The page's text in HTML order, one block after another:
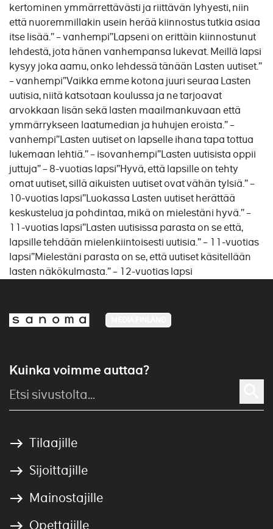
kertominen ymmärrettävästi ja riittävän lyhyesti, niin
että nuoremmillakin usein herää kiinnostus tutkia asiaa
itse lisää.” – vanhempi”Lapseni on erittäin kiinnostunut
lehdestä, jota hänen vanhempansa lukevat. Meillä lapsi
kysyy joka aamu, onko lehdessä tänään Lasten uutiset.”
– vanhempi”Vaikka emme kotona juuri seuraa Lasten
uutisia, niitä katsotaan koulussa ja ne tarjoavat
arvokkaan lisän sekä lasten maailmankuvaan että
ymmärrykseen laatumedian ja huhujen eroista.” –
vanhempi”Lasten uutiset on lapselle ihana tapa tottua
lukemaan lehtiä.” – isovanhempi”Lasten uutisista oppii
juttuja” – 8-vuotias lapsi”Hyvä, että lapsille on tehty
omat uutiset, sillä aikuisten uutiset ovat vähän tylsiä.” –
10-vuotias lapsi”Luokassa Lasten uutiset herättää
keskustelua ja pohdintaa, mikä on mielestäni hyvä.” –
11-vuotias lapsi”Lasten uutisissa parasta on se että,
lapsille tehdään mielenkiintoisesti uutisia.” – 11-vuotias
lapsi”Mielestäni parasta on se, että uutiset käsitellään
lasten näkökulmasta.” – 12-vuotias lapsi
Kuinka voimme auttaa?
Tilaajille
Sijoittajille
Mainostajille
Opettajille